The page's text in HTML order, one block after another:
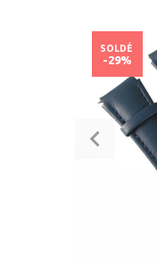
SOLDÉ
-29%